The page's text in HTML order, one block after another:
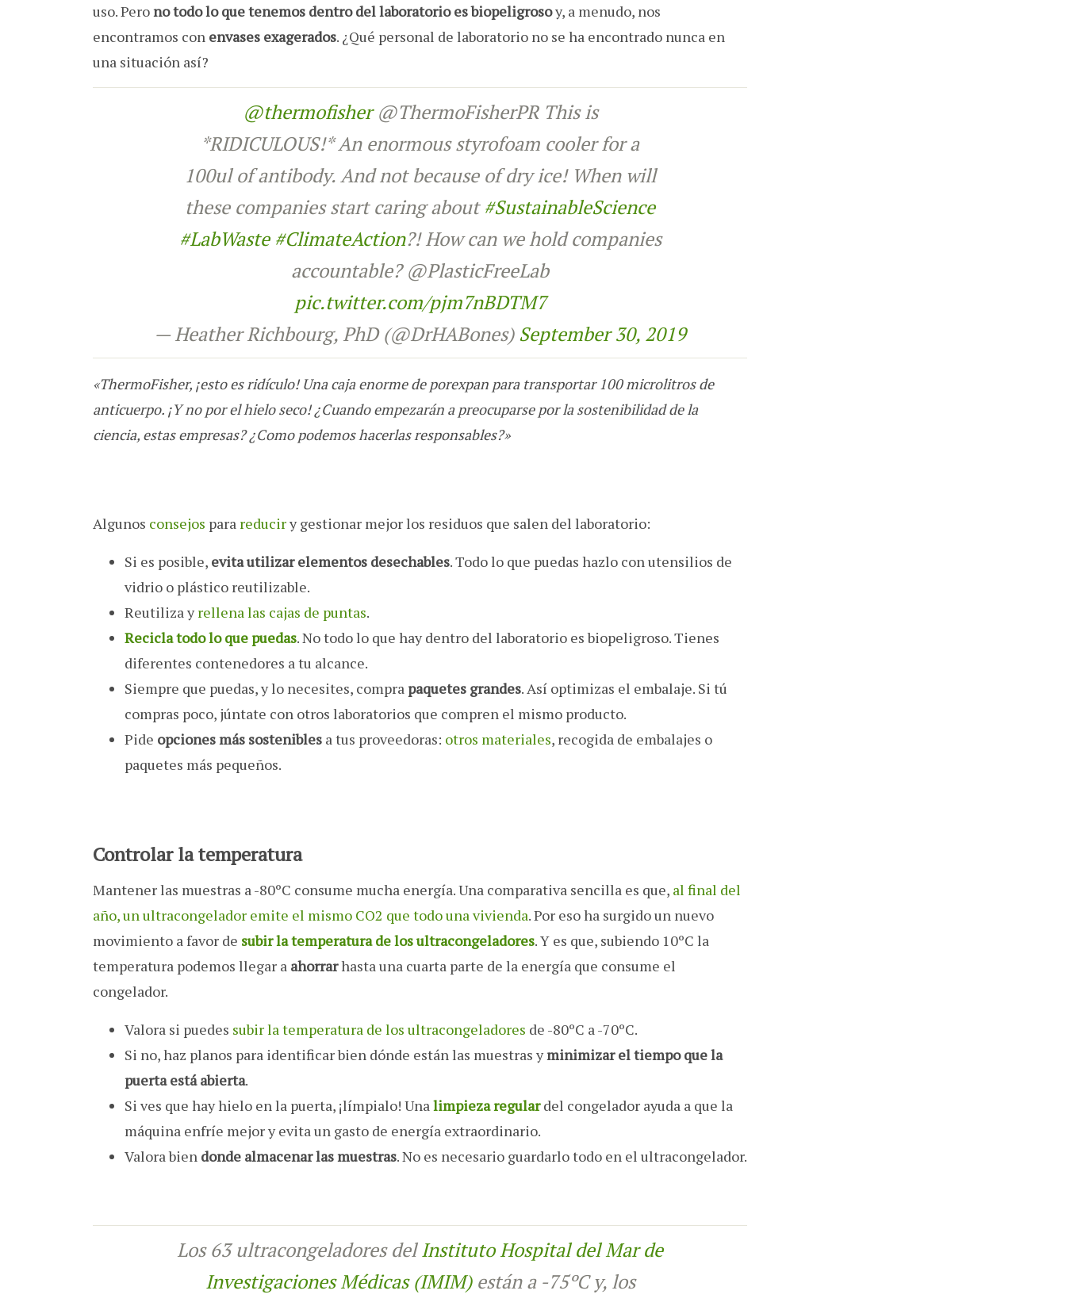
uso. Perono todo lo que tenemos dentro del laboratorio es biopeligrosoy, a menudo, nos
encontramos con envases exagerados. ¿Qué personal de laboratorio no se ha encontrado nunca en
una situación así?
@thermofisher@ThermoFisherPR This is
*RIDICULOUS!* An enormous styrofoam cooler for a
100ul of antibody. And not because of dry ice! When will
these companies start caring about#SustainableScience
#LabWaste #ClimateAction?! How can we hold companies
accountable? @PlasticFreeLab
pic.twitter.com/pjm7nBDTM7
— Heather Richbourg, PhD (@DrHABones)September 30, 2019
«ThermoFisher, ¡esto es ridículo! Una caja enorme de porexpan para transportar 100 microlitros de
anticuerpo. ¡Y no por el hielo seco! ¿Cuando empezarán a preocuparse por la sostenibilidad de la
ciencia, estas empresas? ¿Como podemos hacerlas responsables?»
Algunos consejos para reduciry gestionar mejor los residuos que salen del laboratorio:
Si es posible, evita utilizar elementos desechables. Todo lo que puedas hazlo con utensilios de
vidrio o plástico reutilizable.
Reutiliza yrellena las cajas de puntas.
Recicla todo lo que puedas. No todo lo que hay dentro del laboratorio es biopeligroso. Tienes
diferentes contenedores a tu alcance.
Siempre que puedas, y lo necesites, comprapaquetes grandes. Así optimizas el embalaje. Si tú
compras poco, júntate con otros laboratorios que compren el mismo producto.
Pide opciones más sostenibles a tus proveedoras: otros materiales, recogida de embalajes o
paquetes más pequeños.
Controlar la temperatura
Mantener las muestras a -80ºC consume mucha energía. Una comparativa sencilla es que, al final del
año, un ultracongelador emite el mismo CO2 que todo una vivienda. Por eso ha surgido un nuevo
movimiento a favor de subir la temperatura de los ultracongeladores. Y es que, subiendo 10ºC la
temperatura podemos llegar a ahorrarhasta una cuarta parte de la energía que consume el
congelador.
Valora si puedes subir la temperatura de los ultracongeladores de -80ºC a -70ºC.
Si no, haz planos para identificar bien dónde están las muestras yminimizar el tiempo que la
puerta está abierta.
Si ves que hay hielo en la puerta, ¡límpialo! Unalimpieza regulardel congelador ayuda a que la
máquina enfríe mejor y evita un gasto de energía extraordinario.
Valora bien donde almacenar las muestras. No es necesario guardarlo todo en el ultracongelador.
Los 63 ultracongeladores delInstituto Hospital del Mar de
Investigaciones Médicas (IMIM)están a -75ºC y, los